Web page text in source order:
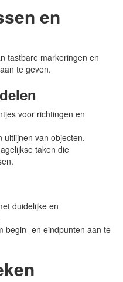
en
tastbare markeringen en
te geven.
voor richtingen en
uitlijnen van objecten.
taken die
duidelijke en
begin- en eindpunten aan te